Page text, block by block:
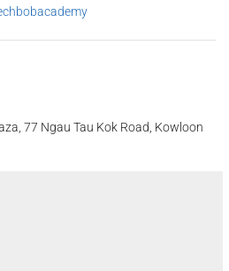
77 Ngau Tau Kok Road, Kowloon